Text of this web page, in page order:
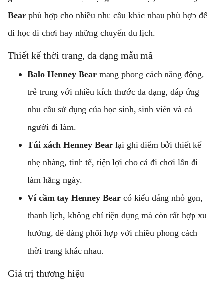
Bear phù hợp cho nhiều nhu cầu khác nhau phù hợp để
đi học đi chơi hay những chuyến du lịch.
Thiết kế thời trang, đa dạng mẫu mã
Balo Henney Bear mang phong cách năng động,
trẻ trung với nhiều kích thước đa dạng, đáp ứng
nhu cầu sử dụng của học sinh, sinh viên và cả
người đi làm.
Túi xách Henney Bear lại ghi điểm bởi thiết kế
nhẹ nhàng, tinh tế, tiện lợi cho cả đi chơi lẫn đi
làm hằng ngày.
Ví cầm tay Henney Bear có kiểu dáng nhỏ gọn,
thanh lịch, không chỉ tiện dụng mà còn rất hợp xu
hướng, dễ dàng phối hợp với nhiều phong cách
thời trang khác nhau.
Giá trị thương hiệu